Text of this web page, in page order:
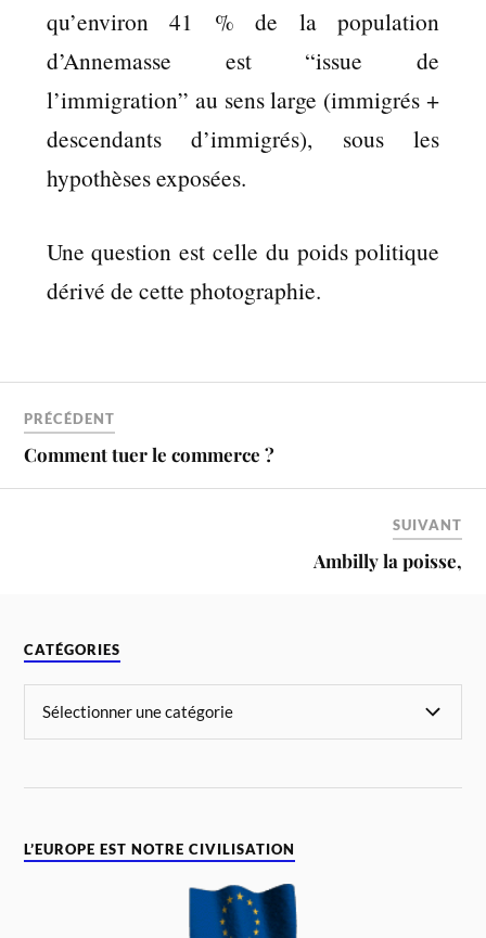
qu’environ 41 % de la population
d’Annemasse est “issue de
l’immigration” au sens large (immigrés +
descendants d’immigrés), sous les
hypothèses exposées.
Une question est celle du poids politique
dérivé de cette photographie.
PRÉCÉDENT
Comment tuer le commerce ?
SUIVANT
Ambilly la poisse,
CATÉGORIES
L’EUROPE EST NOTRE CIVILISATION